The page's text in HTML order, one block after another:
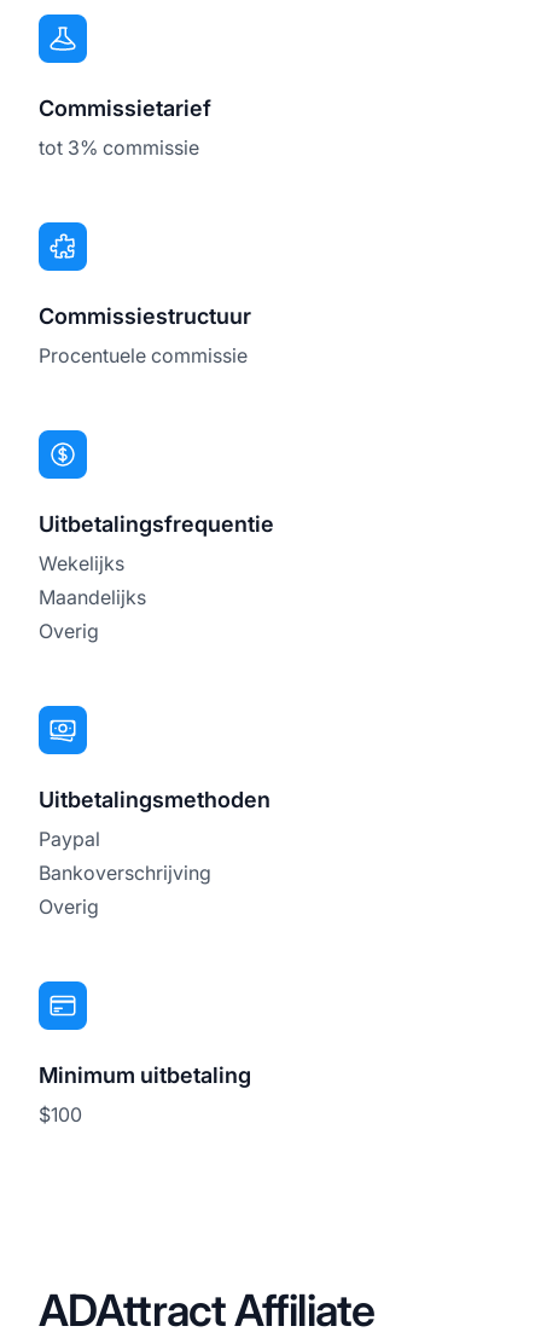
Commissietarief
tot 3% commissie
Commissiestructuur
Procentuele commissie
Uitbetalingsfrequentie
Wekelijks
Maandelijks
Overig
Uitbetalingsmethoden
Paypal
Bankoverschrijving
Overig
Minimum uitbetaling
$100
ADAttract Affiliate